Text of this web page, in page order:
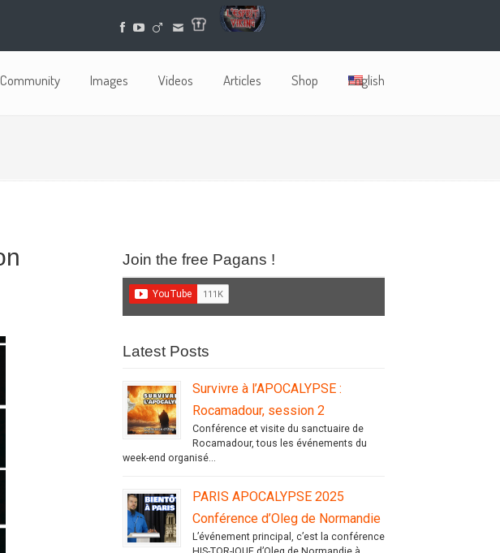
Community Images Videos Articles Shop
English
Join the free Pagans !
Latest Posts
Survivre à l’APOCALYPSE :
Rocamadour, session 2
Conférence et visite du sanctuaire de
Rocamadour, tous les événements du
week-end organisé...
PARIS APOCALYPSE 2025
Conférence d’Oleg de Normandie
L’événement principal, c’est la conférence